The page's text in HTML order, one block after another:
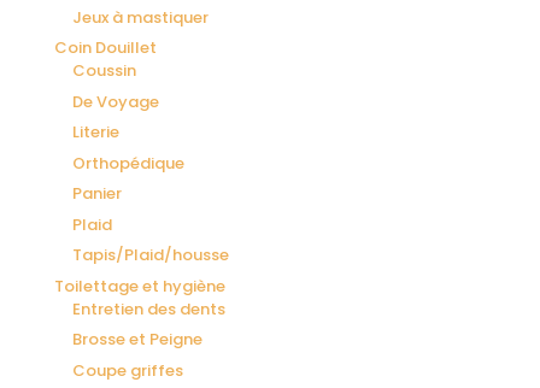
Jeux à mastiquer
Coin Douillet
Coussin
De Voyage
Literie
Orthopédique
Panier
Plaid
Tapis/Plaid/housse
Toilettage et hygiène
Entretien des dents
Brosse et Peigne
Coupe griffes